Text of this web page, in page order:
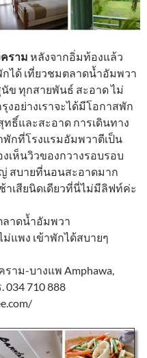
ราม หลังจากอิ่มท้องแล้ว
ได้ เที่ยวชมตลาดน้ำอัมพวา
ข ทุกสายพันธ์ สะอาด ไม่
งอย่างเราจะได้มีโอกาสพัก
ธิ์และสะอาด การเดินทาง
พักที่โรงแรมอัมพวาตีเป็น
เห็นวิวของกวางรอบรอบ
สบายที่นอนสะอาดมาก
าเสียนิดเดียวที่นี่ไม่มีลิฟท์ค่ะ
ลาดน้ำอัมพวา
แพง เข้าพักได้สบายๆ
าม-บางแพ Amphawa,
034 710 888